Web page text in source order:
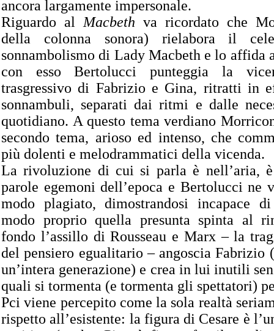
ancora largamente impersonale.
Riguardo al Macbeth va ricordato che
della colonna sonora) rielabora il
sonnambolismo di Lady Macbeth e lo affida
con esso Bertolucci punteggia la
trasgressivo di Fabrizio e Gina, ritratti in
sonnambuli, separati dai ritmi e dalle
quotidiano. A questo tema verdiano
secondo tema, arioso ed intenso, che
più dolenti e melodrammatici della vicenda.
La rivoluzione di cui si parla è nell’aria,
parole egemoni dell’epoca e Bertolucci ne
modo plagiato, dimostrandosi incapace
modo proprio quella presunta spinta al
fondo l’assillo di Rousseau e Marx – la
del pensiero egualitario – angoscia Fabrizio
un’intera generazione) e crea in lui inutili
quali si tormenta (e tormenta gli spettatori)
Pci viene percepito come la sola realtà
rispetto all’esistente: la figura di Cesare è